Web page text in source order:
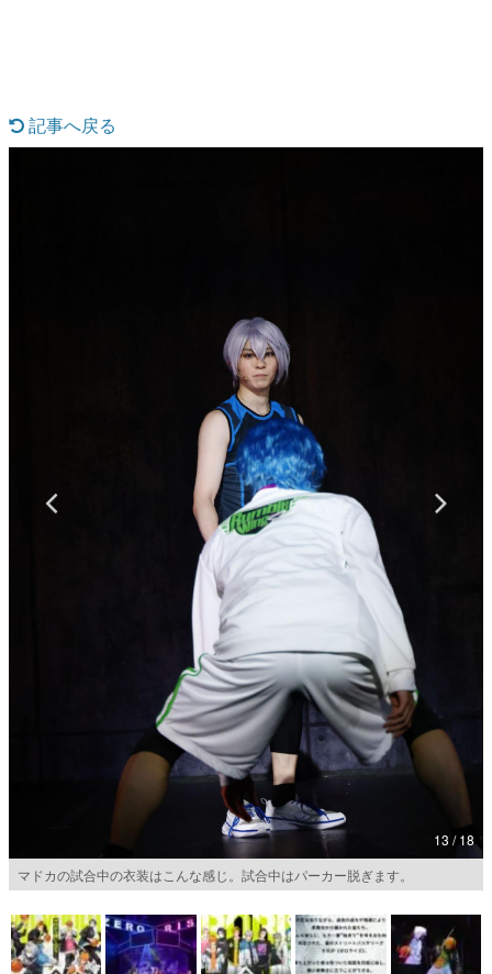
カテゴリ
電ファミニコゲーマーとは？
記事へ戻る
13 / 18
マドカの試合中の衣装はこんな感じ。試合中はパーカー脱ぎます。